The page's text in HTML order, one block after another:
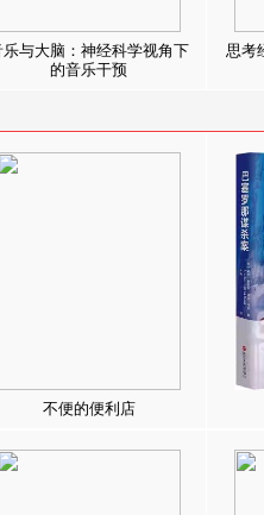
乐与大脑：神经科学视角下
的音乐干预
思考
不便的便利店